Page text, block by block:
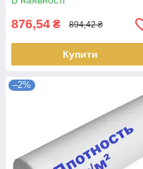
876,54 ₴ 894,42 ₴
Купити
–2%